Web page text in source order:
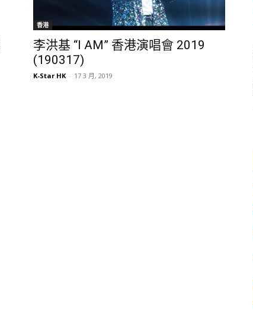
香港
李洪基 “I AM” 香港演唱會 2019
(190317)
K-Star HK - 17 3 月, 2019